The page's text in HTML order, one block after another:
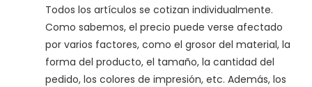
Todos los artículos se cotizan individualmente.
Como sabemos, el precio puede verse afectado
por varios factores, como el grosor del material, la
forma del producto, el tamaño, la cantidad del
pedido, los colores de impresión, etc. Además, los